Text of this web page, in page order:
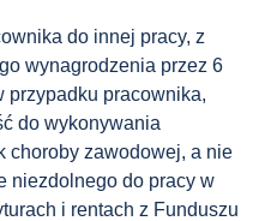
do innej pracy, z
wynagrodzenia przez 6
przypadku pracownika,
do wykonywania
choroby zawodowej, a nie
niezdolnego do pracy w
i rentach z Funduszu